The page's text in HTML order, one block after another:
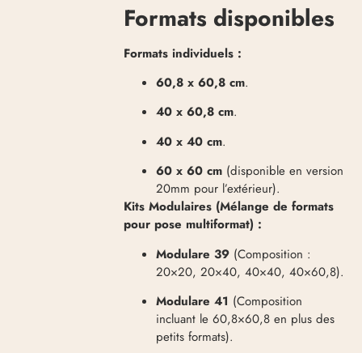
Formats disponibles
Formats individuels :
60,8 x 60,8 cm.
40 x 60,8 cm.
40 x 40 cm.
60 x 60 cm (disponible en version
20mm pour l’extérieur).
Kits Modulaires (Mélange de formats
pour pose multiformat) :
Modulare 39 (Composition :
20×20, 20×40, 40×40, 40×60,8).
Modulare 41 (Composition
incluant le 60,8×60,8 en plus des
petits formats).